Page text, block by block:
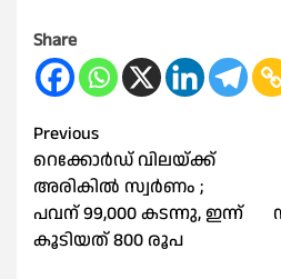
Share
Post
navigation
Previous
റെക്കോര്‍ഡ് വിലയ്ക്ക്
അരികില്‍ സ്വര്‍ണം ;
പവന് 99,000 കടന്നു, ഇന്ന്
കൂടിയത് 800 രൂപ